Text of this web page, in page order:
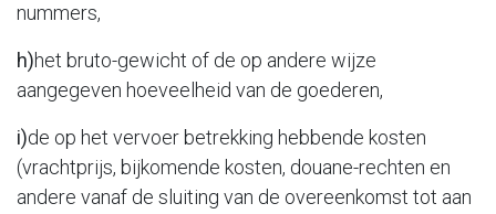
nummers,
h)het bruto-gewicht of de op andere wijze
aangegeven hoeveelheid van de goederen,
i)de op het vervoer betrekking hebbende kosten
(vrachtprijs, bijkomende kosten, douane-rechten en
andere vanaf de sluiting van de overeenkomst tot aan